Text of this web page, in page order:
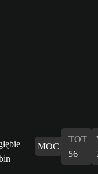
MOC
TOT
56